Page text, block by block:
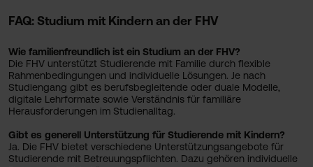
FAQ: Studium mit Kindern an der FHV
Wie familienfreundlich ist ein Studium an der FHV?
Die FHV unterstützt Studierende mit Familie durch flexible
Rahmenbedingungen und individuelle Lösungen. Je nach
Studiengang gibt es berufsbegleitende oder duale Modelle,
digitale Lehrformate sowie Verständnis für familiäre
Herausforderungen im Studienalltag.
Gibt es generell Unterstützung für Studierende mit Kindern?
Ja. Die FHV bietet verschiedene Unterstützungsangebote für
Studierende mit Betreuungspflichten. Dazu gehören individuelle